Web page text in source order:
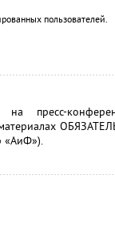
пользователей.
на пресс-
«АиФ»).